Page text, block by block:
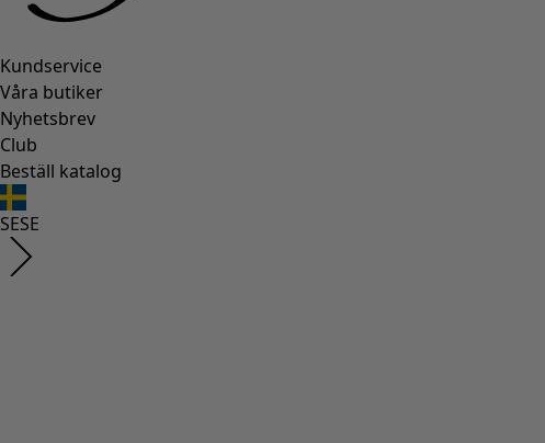
Kundservice
Våra butiker
Nyhetsbrev
Club
Beställ katalog
SESE